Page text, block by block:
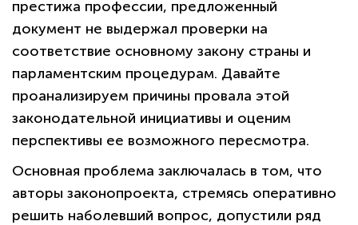
престижа профессии, предложенный
документ не выдержал проверки на
соответствие основному закону страны и
парламентским процедурам. Давайте
проанализируем причины провала этой
законодательной инициативы и оценим
перспективы ее возможного пересмотра.
Основная проблема заключалась в том, что
авторы законопроекта, стремясь оперативно
решить наболевший вопрос, допустили ряд